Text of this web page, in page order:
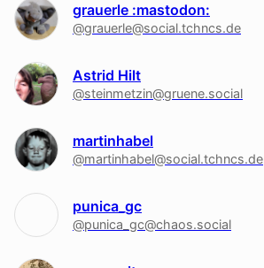
grauerle :mastodon:
@grauerle@social.tchncs.de
Astrid Hilt
@steinmetzin@gruene.social
martinhabel
@martinhabel@social.tchncs.de
punica_gc
@punica_gc@chaos.social